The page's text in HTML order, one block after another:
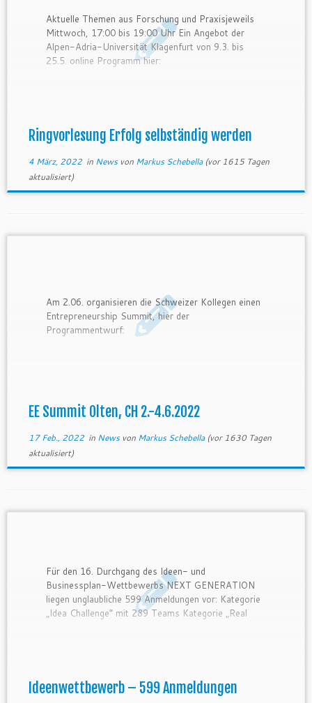
Aktuelle Themen aus Forschung und Praxisjeweils
Mittwoch, 17:00 bis 19:00 Uhr Ein Angebot der
Alpen-Adria-Universität Klagenfurt von 9.3. bis
25.5. online Programm hier:
Ringvorlesung Erfolg selbständig werden
4 März, 2022in News von Markus Schebella(vor 1615 Tagen
aktualisiert)
Am 2.06. organisieren die Schweizer Kollegen einen
Entrepreneurship Summit, hier der
Programmentwurf:
EE Summit Olten, CH 2.-4.6.2022
17 Feb., 2022in News von Markus Schebella(vor 1630 Tagen
aktualisiert)
Für den 16. Durchgang des Ideen- und
Businessplan-Wettbewerbs NEXT GENERATION
liegen unglaubliche 599 Anmeldungen vor: Kategorie
„Idea Challenge” mit 289 Teams Kategorie „Real
Ideenwettbewerb – 599 Anmeldungen